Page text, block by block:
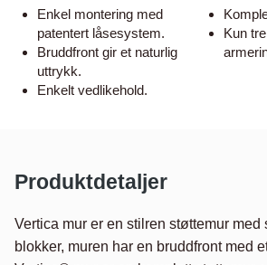
Enkel montering med
patentert låsesystem.
Bruddfront gir et naturlig
uttrykk.
Enkelt vedlikehold.
Kun
Produktdetaljer
Vertica mur er en stilren støttemur
blokker, muren har en bruddfront med